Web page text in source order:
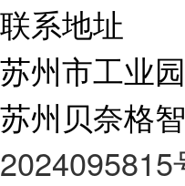
联系地址
苏州市工业
苏州贝奈格
2024095815